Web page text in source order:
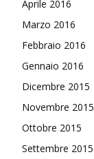
Aprile 2016
Marzo 2016
Febbraio 2016
Gennaio 2016
Dicembre 2015
Novembre 2015
Ottobre 2015
Settembre 2015